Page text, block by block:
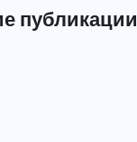
публикации